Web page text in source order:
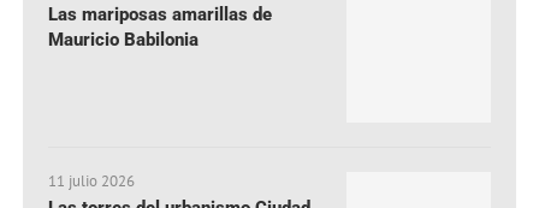
Las mariposas amarillas de
Mauricio Babilonia
11 julio 2026